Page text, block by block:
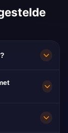
met
HD zonder